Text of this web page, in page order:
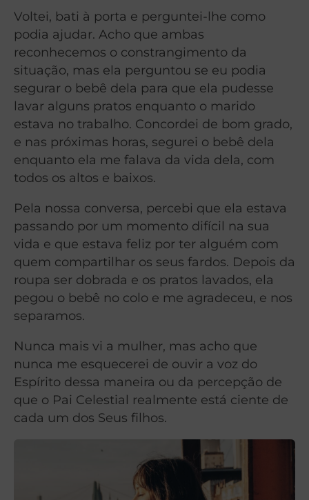
Voltei, bati à porta e perguntei-lhe como
podia ajudar. Acho que ambas
reconhecemos o constrangimento da
situação, mas ela perguntou se eu podia
segurar o bebê dela para que ela pudesse
lavar alguns pratos enquanto o marido
estava no trabalho. Concordei de bom grado,
e nas próximas horas, segurei o bebê dela
enquanto ela me falava da vida dela, com
todos os altos e baixos.
Pela nossa conversa, percebi que ela estava
passando por um momento difícil na sua
vida e que estava feliz por ter alguém com
quem compartilhar os seus fardos. Depois da
roupa ser dobrada e os pratos lavados, ela
pegou o bebê no colo e me agradeceu, e nos
separamos.
Nunca mais vi a mulher, mas acho que
nunca me esquecerei de ouvir a voz do
Espírito dessa maneira ou da percepção de
que o Pai Celestial realmente está ciente de
cada um dos Seus filhos.